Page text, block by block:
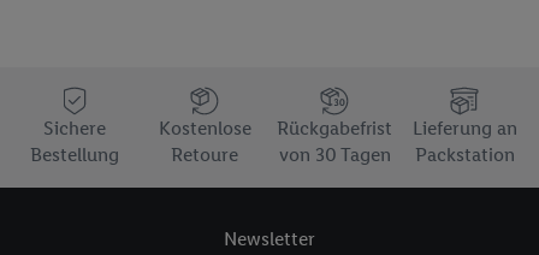
Sichere
Bestellung
Kostenlose
Retoure
Rückgabefrist
von 30 Tagen
Lieferung an
Packstation
Newsletter